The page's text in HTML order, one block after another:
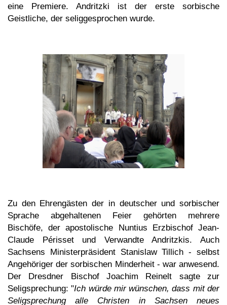
eine Premiere. Andritzki ist der erste sorbische
Geistliche, der seliggesprochen wurde.
Zu den Ehrengästen der in deutscher und sorbischer
Sprache abgehaltenen Feier gehörten mehrere
Bischöfe, der apostolische Nuntius Erzbischof Jean-
Claude Périsset und Verwandte Andritzkis. Auch
Sachsens Ministerpräsident Stanislaw Tillich - selbst
Angehöriger der sorbischen Minderheit - war anwesend.
Der Dresdner Bischof Joachim Reinelt sagte zur
Seligsprechung: "Ich würde mir wünschen, dass mit der
Seligsprechung alle Christen in Sachsen neues